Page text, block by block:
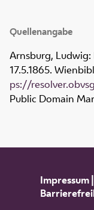
Quellenangabe
Arnsburg, Ludwig:
17.5.1865.
ps://
Public Domain
Impressum|